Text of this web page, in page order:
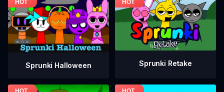
Sprunki Halloween Sprunki Retake